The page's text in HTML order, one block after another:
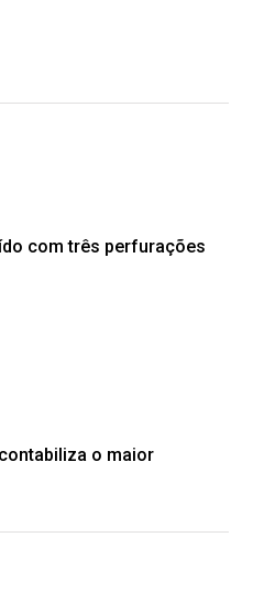
com três perfurações
o maior